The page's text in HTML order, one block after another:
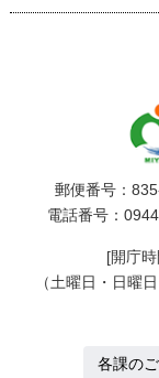
郵便番号：
電話番号：
[開庁
（土曜日・日曜
各課の